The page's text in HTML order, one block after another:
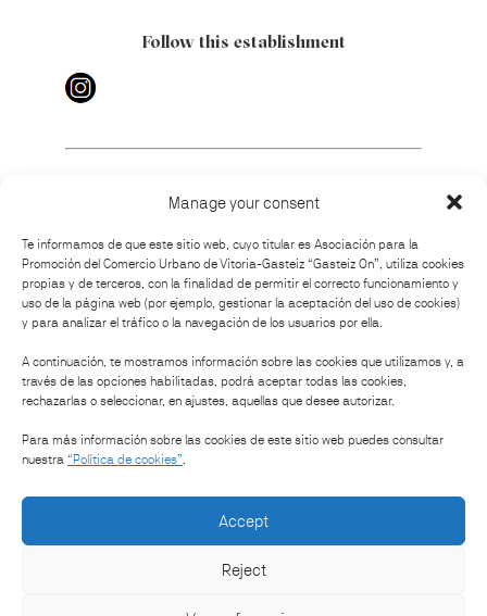
Manage your consent
Te informamos de que este sitio web, cuyo titular es Asociación para la
Promoción del Comercio Urbano de Vitoria-Gasteiz “Gasteiz On”, utiliza cookies
propias y de terceros, con la finalidad de permitir el correcto funcionamiento y
uso de la página web (por ejemplo, gestionar la aceptación del uso de cookies)
y para analizar el tráfico o la navegación de los usuarios por ella.
A continuación, te mostramos información sobre las cookies que utilizamos y, a
través de las opciones habilitadas, podrá aceptar todas las cookies,
rechazarlas o seleccionar, en ajustes, aquellas que desee autorizar.
Para más información sobre las cookies de este sitio web puedes consultar
nuestra “Política de cookies”.
Accept
Reject
Follow this establishment
How to get there
Organised by:
Sponsored by: